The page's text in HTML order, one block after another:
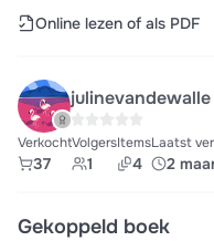
Online lezen of als PDF
julinevandewalle
Verkocht
37
Volgers
1
Items
4
Laatst
2
Gekoppeld boek